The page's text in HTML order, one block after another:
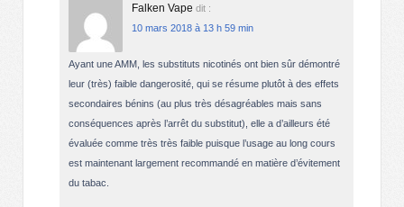
Falken Vape dit :
10 mars 2018 à 13 h 59 min
Ayant une AMM, les substituts nicotinés ont bien sûr démontré
leur (très) faible dangerosité, qui se résume plutôt à des effets
secondaires bénins (au plus très désagréables mais sans
conséquences après l’arrêt du substitut), elle a d’ailleurs été
évaluée comme très très faible puisque l’usage au long cours
est maintenant largement recommandé en matière d’évitement
du tabac.